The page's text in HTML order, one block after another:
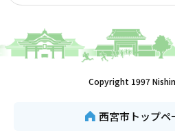
Copyright 1997
西宮市トップペ